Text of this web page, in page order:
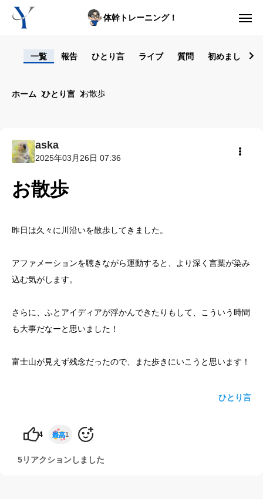
体幹トレーニング！
一覧 報告 ひとり言 ライブ 質問 初めまして！
ホーム ひとり言 お散歩
aska
2025年03月26日 07:36
お散歩
昨日は久々に川沿いを散歩してきました。
アファメーションを聴きながら運動すると、より深く言葉が染み
込む気がします。
さらに、ふとアイディアが浮かんできたりもして、こういう時間
も大事だなーと思いました！
富士山が見えず残念だったので、また歩きにいこうと思います！
ひとり言
4 1
5リアクションしました
ライブレッスン
入会方法
トップ画面ガイド
yoshidaコラム